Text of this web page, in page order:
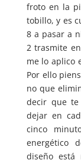
froto en la
tobillo, y es
8 a pasar a
2 trasmite
me lo aplico
Por ello
no que
decir que te
dejar en
cinco
energético
diseño